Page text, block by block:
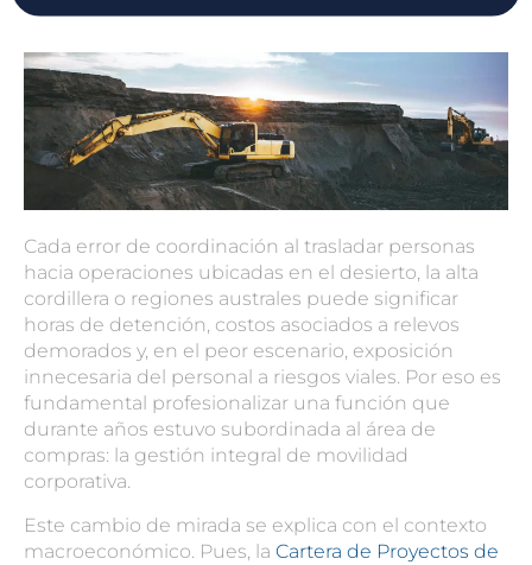
Cada error de coordinación al trasladar personas
hacia operaciones ubicadas en el desierto, la alta
cordillera o regiones australes puede significar
horas de detención, costos asociados a relevos
demorados y, en el peor escenario, exposición
innecesaria del personal a riesgos viales. Por eso es
fundamental profesionalizar una función que
durante años estuvo subordinada al área de
compras: la gestión integral de movilidad
corporativa.
Este cambio de mirada se explica con el contexto
macroeconómico. Pues, la Cartera de Proyectos de